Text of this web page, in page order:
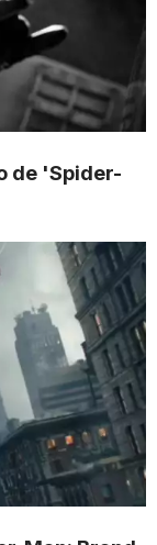
de 'Spider-